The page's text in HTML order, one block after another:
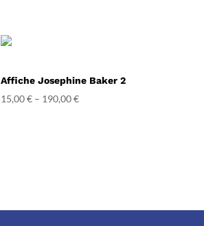
Affiche Josephine Baker 2
15,00€ – 190,00€